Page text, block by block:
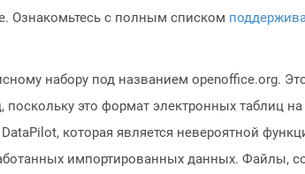
Ознакомьтесь с полным списком
набору под названием openoffice.org.
это формат электронных таблиц
которая является невероятной
импортированных данных. Файлы,